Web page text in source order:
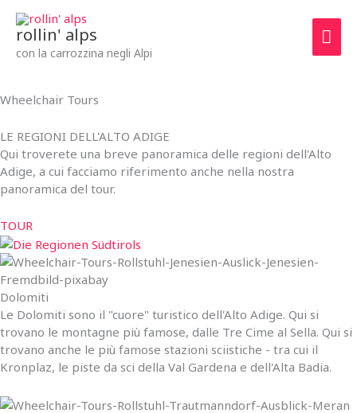
contenuto
rollin' alps
con la carrozzina negli Alpi
Wheelchair Tours
LE REGIONI DELL'ALTO ADIGE
Qui troverete una breve panoramica delle regioni dell'Alto
Adige, a cui facciamo riferimento anche nella nostra
panoramica del tour.
TOUR
Dolomiti
Le Dolomiti sono il "cuore" turistico dell'Alto Adige. Qui si
trovano le montagne più famose, dalle Tre Cime al Sella. Qui si
trovano anche le più famose stazioni sciistiche - tra cui il
Kronplaz, le piste da sci della Val Gardena e dell'Alta Badia.